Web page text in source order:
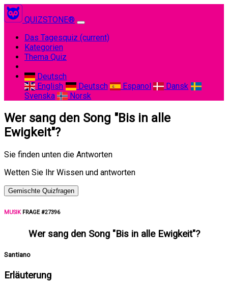
QUIZSTONE®
Das Tagesquiz (current)
Kategorien
Thema Quiz
Deutsch
English
Deutsch Espanol
Dansk
Svenska
Norsk
Wer sang den Song "Bis in alle
Ewigkeit"?
Sie finden unten die Antworten
Wetten Sie Ihr Wissen und antworten
Gemischte Quizfragen
MUSIKFRAGE #27396
Wer sang den Song "Bis in alle Ewigkeit"?
Santiano
Erläuterung